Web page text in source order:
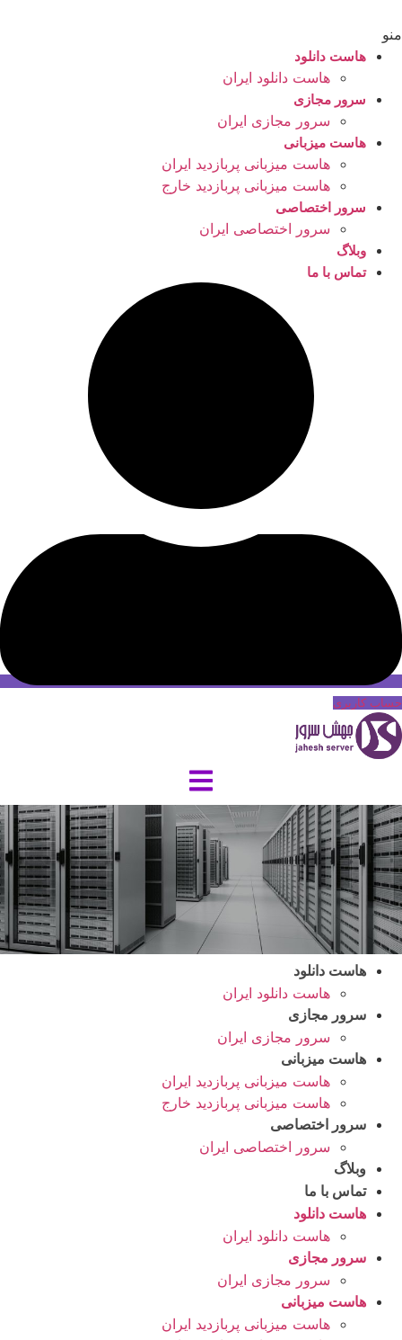
منو
هاست دانلود
هاست دانلود ایران
سرور مجازی
سرور مجازی ایران
هاست میزبانی
هاست میزبانی پربازدید ایران
هاست میزبانی پربازدید خارج
سرور اختصاصی
سرور اختصاصی ایران
وبلاگ
تماس با ما
حساب کاربری
هاست دانلود
هاست دانلود ایران
سرور مجازی
سرور مجازی ایران
هاست میزبانی
هاست میزبانی پربازدید ایران
هاست میزبانی پربازدید خارج
سرور اختصاصی
سرور اختصاصی ایران
وبلاگ
تماس با ما
هاست دانلود
هاست دانلود ایران
سرور مجازی
سرور مجازی ایران
هاست میزبانی
هاست میزبانی پربازدید ایران